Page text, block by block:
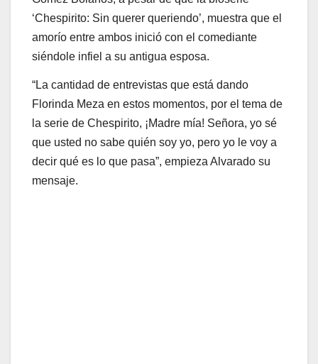
‘Chespirito: Sin querer queriendo’, muestra que el
amorío entre ambos inició con el comediante
siéndole infiel a su antigua esposa.
“La cantidad de entrevistas que está dando
Florinda Meza en estos momentos, por el tema de
la serie de Chespirito, ¡Madre mía! Señora, yo sé
que usted no sabe quién soy yo, pero yo le voy a
decir qué es lo que pasa”, empieza Alvarado su
mensaje.